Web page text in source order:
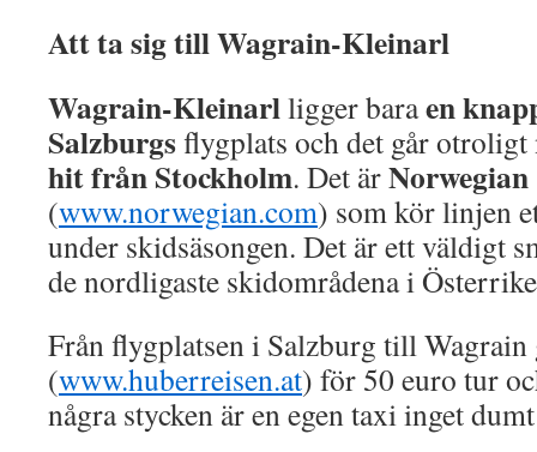
Att ta sig till Wagrain-Kleinarl
Wagrain-Kleinarlligger baraen
Salzburgsflygplats och det går
hit från Stockholm. Det ärNorwegian
(www.norwegian.com) som kör linjen
under skidsäsongen. Det är ett väldigt
de nordligaste skidområdena i
Från flygplatsen i Salzburg till Wagrain
(www.huberreisen.at) för 50 euro tur
några stycken är en egen taxi inget